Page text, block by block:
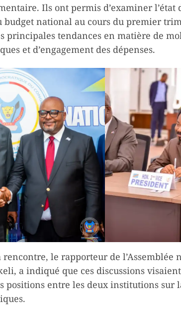
Ils ont permis d’examiner l’état
budget national au cours du premier
principales tendances en matière de
et d’engagement des dépenses.
rencontre, le rapporteur de l’Assemblée
a indiqué que ces discussions
positions entre les deux institutions sur